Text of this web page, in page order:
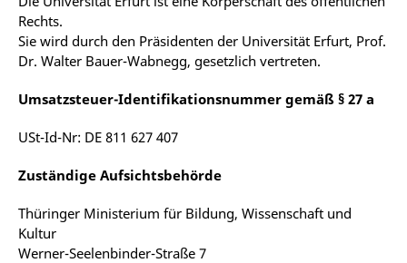
Rechts.
Sie wird durch den Präsidenten der Universität Erfurt, Prof.
Dr. Walter Bauer-Wabnegg, gesetzlich vertreten.
Umsatzsteuer-Identifikationsnummer gemäß § 27 a
USt-Id-Nr: DE 811 627 407
Zuständige Aufsichtsbehörde
Thüringer Ministerium für Bildung, Wissenschaft und
Kultur
Werner-Seelenbinder-Straße 7